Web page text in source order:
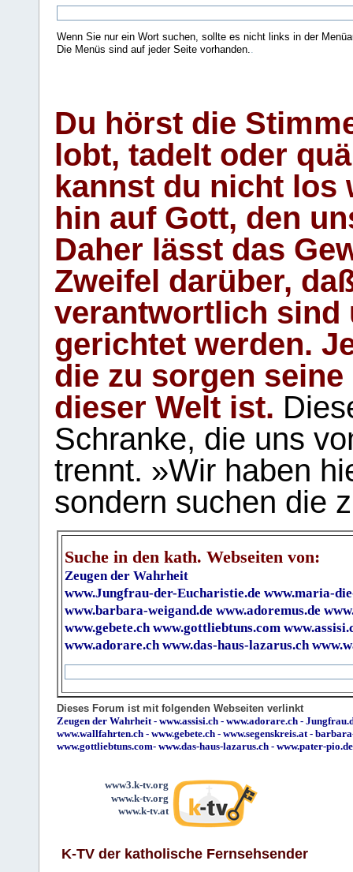
Wenn Sie nur ein Wort suchen, sollte es nicht links in der
Die Menüs sind auf jeder Seite vorhanden.
Du hörst die
lobt, tadelt oder
kannst du nicht los
hin auf Gott, den
Daher lässt das
Zweifel darüber,
verantwortlich sind
gerichtet werden.
die zu sorgen
dieser Welt ist.
Schranke, die uns
trennt. »Wir haben
sondern suchen die
Suche in den kath. Webseiten von:
Zeugen der Wahrheit
www.Jungfrau-der-Eucharistie.de www.maria-
www.barbara-weigand.de www.adoremus.de
www.gebete.ch www.gottliebtuns.com
www.adorare.ch www.das-haus-lazarus.ch
Dieses Forum ist mit folgenden Webseiten verlinkt
Zeugen der Wahrheit - www.assisi.ch - www.adorare.ch -
www.wallfahrten.ch - www.gebete.ch - www.segenskreis.at -
www.gottliebtuns.com- www.das-haus-lazarus.ch - www.pater-pio.de
www3.k-tv.org
www.k-tv.org
www.k-tv.at
K-TV der katholische Fernsehsender